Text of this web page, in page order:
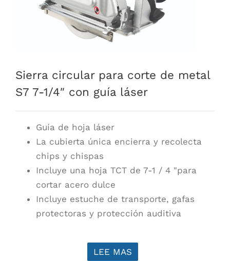
Sierra circular para corte de metal
S7 7-1/4″ con guía láser
Guía de hoja láser
La cubierta única encierra y recolecta
chips y chispas
Incluye una hoja TCT de 7-1 / 4 "para
cortar acero dulce
Incluye estuche de transporte, gafas
protectoras y protección auditiva
LEE MAS